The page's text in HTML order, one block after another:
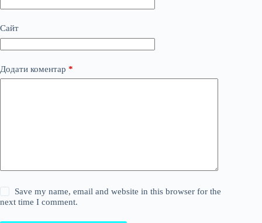
Сайт
Додати коментар *
Save my name, email and website in this browser for the
next time I comment.